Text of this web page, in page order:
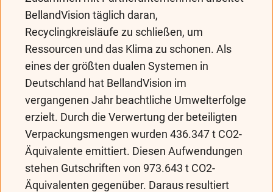
BellandVision täglich daran,
Recyclingkreisläufe zu schließen, um
Ressourcen und das Klima zu schonen. Als
eines der größten dualen Systemen in
Deutschland hat BellandVision im
vergangenen Jahr beachtliche Umwelterfolge
erzielt. Durch die Verwertung der beteiligten
Verpackungsmengen wurden 436.347 t CO2-
Äquivalente emittiert. Diesen Aufwendungen
stehen Gutschriften von 973.643 t CO2-
Äquivalenten gegenüber. Daraus resultiert